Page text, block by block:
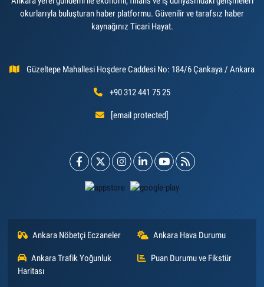
okurlarıyla buluşturan haber platformu. Güvenilir ve tarafsız haber
kaynağınız Ticari Hayat.
Güzeltepe Mahallesi Hoşdere Caddesi No: 184/6 Çankaya / Ankara
+90 312 441 75 25
[email protected]
Ankara Nöbetçi Eczaneler Ankara Hava Durumu
Ankara Trafik Yoğunluk
Haritası
Puan Durumu ve Fikstür